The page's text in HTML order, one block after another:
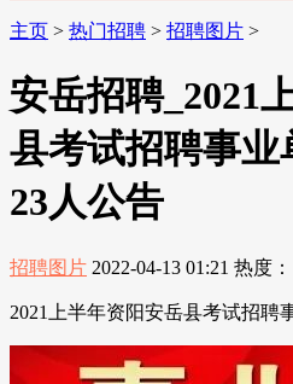
主页 > 热门招聘 > 招聘图片 >
安岳招聘_2021
县考试招聘事业
23人公告
招聘图片 2022-04-13 01:21 热度：
2021上半年资阳安岳县考试招聘